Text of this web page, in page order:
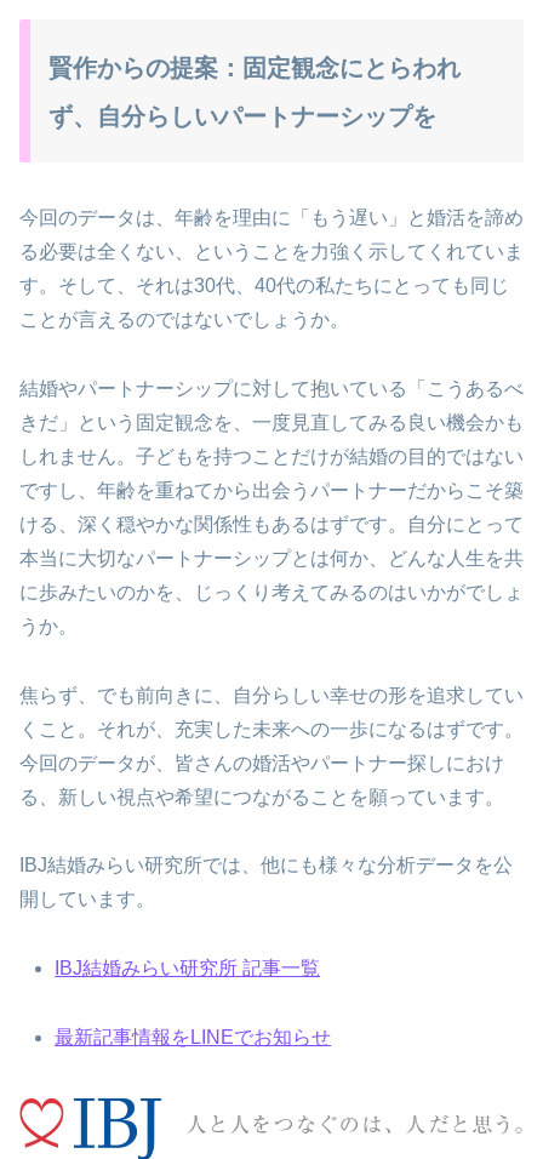
賢作からの提案：固定観念にとらわれ
ず、自分らしいパートナーシップを
今回のデータは、年齢を理由に「もう遅い」と婚活を諦め
る必要は全くない、ということを力強く示してくれていま
す。そして、それは30代、40代の私たちにとっても同じ
ことが言えるのではないでしょうか。
結婚やパートナーシップに対して抱いている「こうあるべ
きだ」という固定観念を、一度見直してみる良い機会かも
しれません。子どもを持つことだけが結婚の目的ではない
ですし、年齢を重ねてから出会うパートナーだからこそ築
ける、深く穏やかな関係性もあるはずです。自分にとって
本当に大切なパートナーシップとは何か、どんな人生を共
に歩みたいのかを、じっくり考えてみるのはいかがでしょ
うか。
焦らず、でも前向きに、自分らしい幸せの形を追求してい
くこと。それが、充実した未来への一歩になるはずです。
今回のデータが、皆さんの婚活やパートナー探しにおけ
る、新しい視点や希望につながることを願っています。
IBJ結婚みらい研究所では、他にも様々な分析データを公
開しています。
IBJ結婚みらい研究所 記事一覧
最新記事情報をLINEでお知らせ